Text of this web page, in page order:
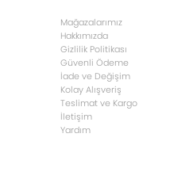
Mağazalarımız
Hakkımızda
Gizlilik Politikası
Güvenli Ödeme
İade ve Değişim
Kolay Alışveriş
Teslimat ve Kargo
İletişim
Yardım